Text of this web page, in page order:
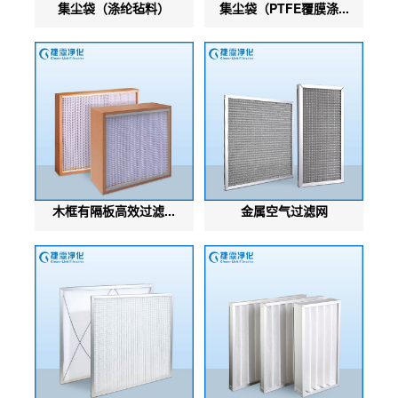
集尘袋（涤纶毡料） 集尘袋（PTFE覆膜涤...
木框有隔板高效过滤... 金属空气过滤网